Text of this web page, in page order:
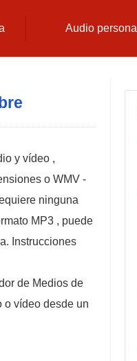
Audio personal
y vídeo ,
o WMV -
ninguna
MP3 , puede
Instrucciones
de Medios de
o vídeo desde un